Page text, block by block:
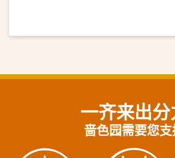
一齐来出分
啬色园需要您